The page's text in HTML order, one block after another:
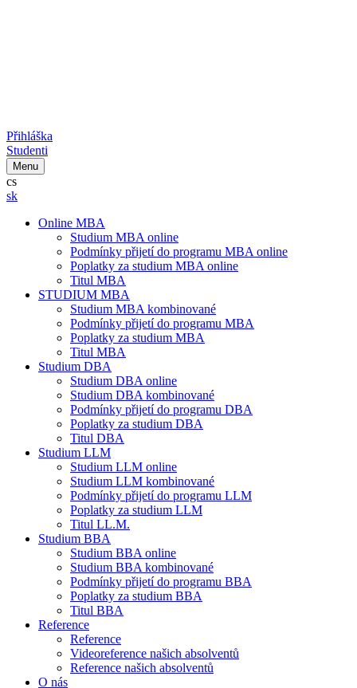
Přihláška
Studenti
Menu
cs
sk
Online MBA
Studium MBA online
Podmínky přijetí do programu MBA online
Poplatky za studium MBA online
Titul MBA
STUDIUM MBA
Studium MBA kombinované
Podmínky přijetí do programu MBA
Poplatky za studium MBA
Titul MBA
Studium DBA
Studium DBA online
Studium DBA kombinované
Podmínky přijetí do programu DBA
Poplatky za studium DBA
Titul DBA
Studium LLM
Studium LLM online
Studium LLM kombinované
Podmínky přijetí do programu LLM
Poplatky za studium LLM
Titul LL.M.
Studium BBA
Studium BBA online
Studium BBA kombinované
Podmínky přijetí do programu BBA
Poplatky za studium BBA
Titul BBA
Reference
Reference
Videoreference našich absolventů
Reference našich absolventů
O nás